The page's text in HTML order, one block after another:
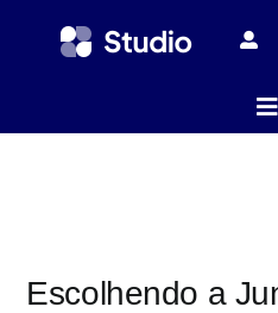
Escolhendo a